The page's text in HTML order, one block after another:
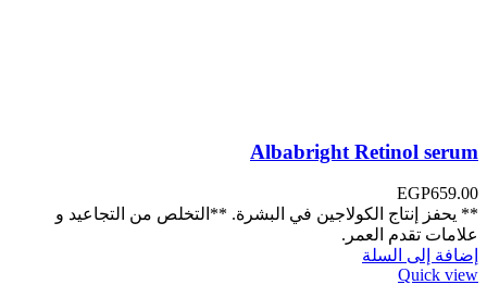
Albabright Retinol serum
EGP659.00
** يحفز إنتاج الكولاجين في البشرة. **التخلص من التجاعيد و
علامات تقدم العمر.
إضافة إلى السلة
Quick view